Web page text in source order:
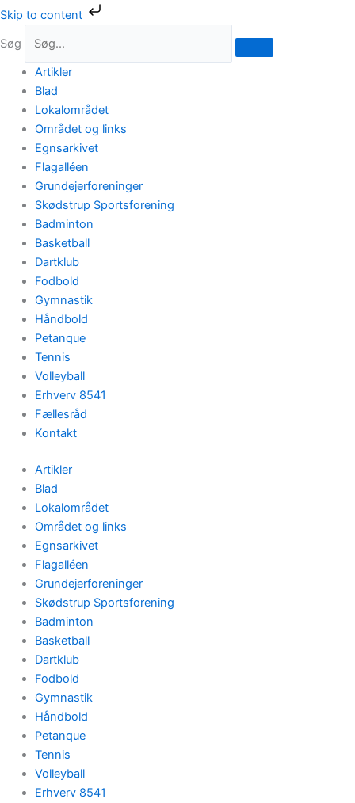
Skip to content
Gå
indholdet
Søg
Artikler
Blad
Lokalområdet
Området og links
Egnsarkivet
Flagalléen
Grundejerforeninger
Skødstrup Sportsforening
Badminton
Basketball
Dartklub
Fodbold
Gymnastik
Håndbold
Petanque
Tennis
Volleyball
Erhverv 8541
Fællesråd
Kontakt
Artikler
Blad
Lokalområdet
Området og links
Egnsarkivet
Flagalléen
Grundejerforeninger
Skødstrup Sportsforening
Badminton
Basketball
Dartklub
Fodbold
Gymnastik
Håndbold
Petanque
Tennis
Volleyball
Erhverv 8541